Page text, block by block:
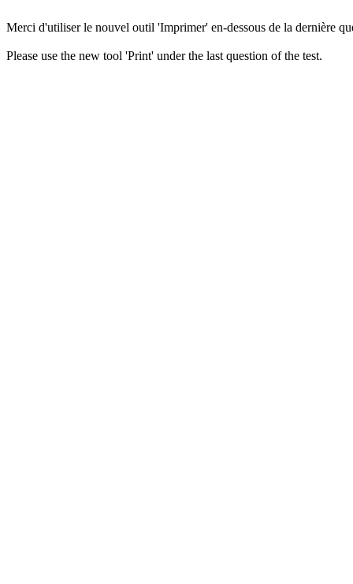
Merci d'utiliser le nouvel outil 'Imprimer' en-dessous de la dernière
Please use the new tool 'Print' under the last question of the test.